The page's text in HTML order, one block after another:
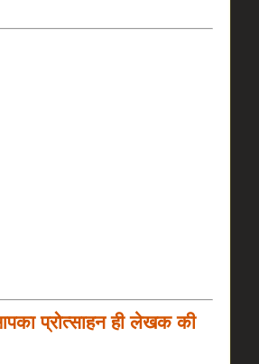
प्रोत्साहन ही लेखक की